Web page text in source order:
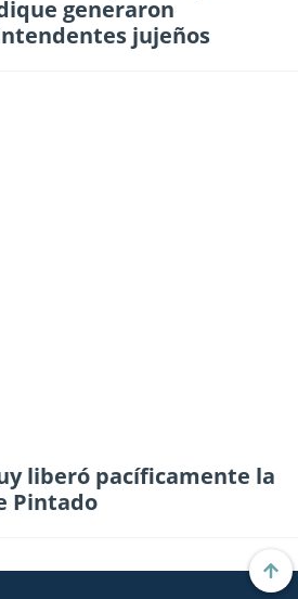
generaron
jujeños
liberó pacíficamente la
Pintado